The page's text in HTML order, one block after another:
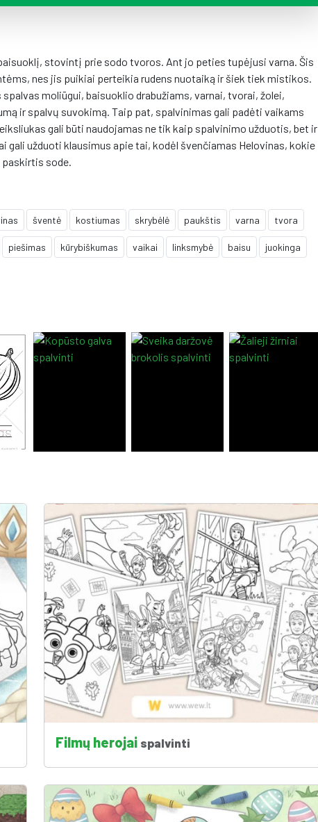
stovintį prie sodo tvoros. Ant jo peties tupėjusi varna. Šis
nes jis puikiai perteikia rudens nuotaiką ir šiek tiek mistikos.
moliūgui, baisuoklio drabužiams, varnai, tvorai, žolei,
ir spalvų suvokimą. Taip pat, spalvinimas gali padėti vaikams
gali būti naudojamas ne tik kaip spalvinimo užduotis, bet ir
gali užduoti klausimus apie tai, kodėl švenčiamas Helovinas, kokie
paskirtis sode.
šventė kostiumas skrybėlė paukštis varna tvora
piešimas kūrybiškumas vaikai linksmybė baisu juokinga
Filmų herojai spalvinti